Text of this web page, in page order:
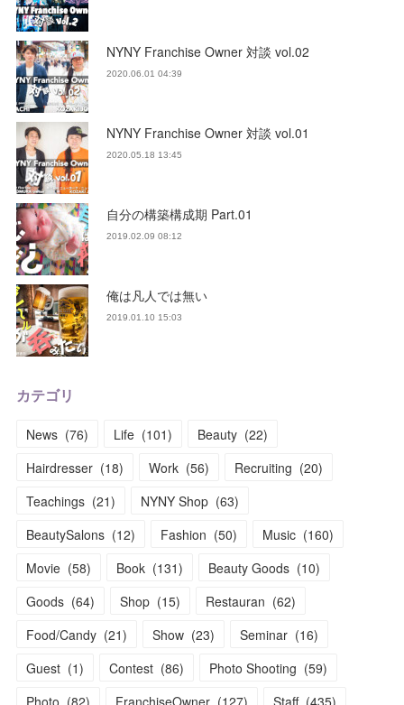
NYNY Franchise Owner 対談 vol.02
2020.06.01 04:39
NYNY Franchise Owner 対談 vol.01
2020.05.18 13:45
自分の構築構成期 Part.01
2019.02.09 08:12
俺は凡人では無い
2019.01.10 15:03
カテゴリ
News (76) Life (101) Beauty (22)
Hairdresser (18) Work (56) Recruiting (20)
Teachings (21) NYNY Shop (63)
BeautySalons (12) Fashion (50) Music (160)
Movie (58) Book (131) Beauty Goods (10)
Goods (64) Shop (15) Restauran (62)
Food/Candy (21) Show (23) Seminar (16)
Guest (1) Contest (86) Photo Shooting (59)